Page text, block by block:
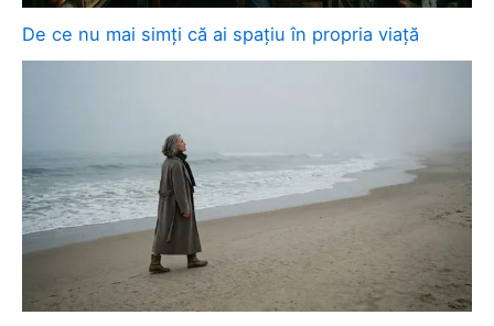
De ce nu mai simți că ai spațiu în propria viață